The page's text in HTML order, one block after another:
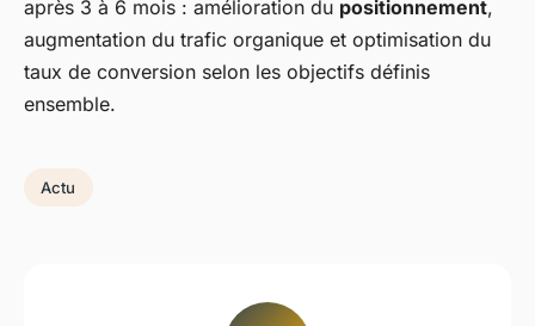
après 3 à 6 mois : amélioration du positionnement,
augmentation du trafic organique et optimisation du
taux de conversion selon les objectifs définis
ensemble.
Actu